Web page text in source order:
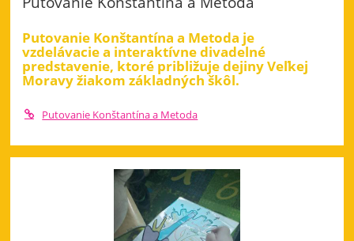
Putovanie Konštantína a Metoda je
vzdelávacie a interaktívne divadelné
predstavenie, ktoré približuje dejiny Veľkej
Moravy žiakom základných škôl.
Putovanie Konštantína a Metoda